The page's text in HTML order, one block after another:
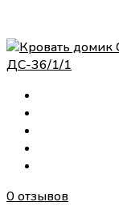
0 отзывов